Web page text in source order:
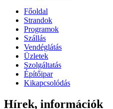
Főoldal
Strandok
Programok
Szállás
Vendéglátás
Üzletek
Szolgáltatás
Építőipar
Kikapcsolódás
Hírek, információk